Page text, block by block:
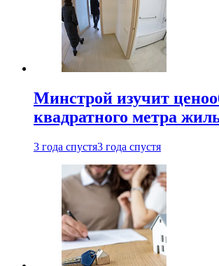
Минстрой изучит
квадратного метра
3 года спустя3 года спустя